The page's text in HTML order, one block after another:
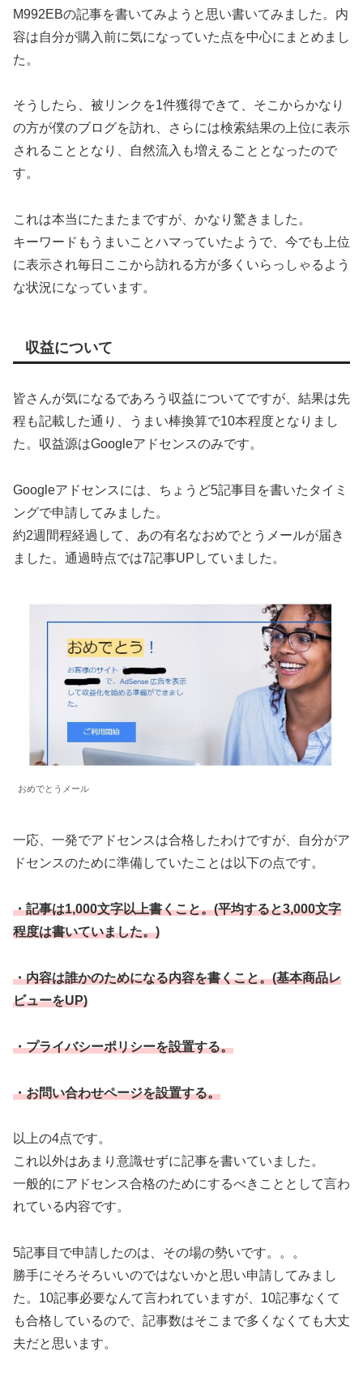
M992EBの記事を書いてみようと思い書いてみました。内
容は自分が購入前に気になっていた点を中心にまとめまし
た。
そうしたら、被リンクを1件獲得できて、そこからかなり
の方が僕のブログを訪れ、さらには検索結果の上位に表示
されることとなり、自然流入も増えることとなったので
す。
これは本当にたまたまですが、かなり驚きました。
キーワードもうまいことハマっていたようで、今でも上位
に表示され毎日ここから訪れる方が多くいらっしゃるよう
な状況になっています。
収益について
皆さんが気になるであろう収益についてですが、結果は先
程も記載した通り、うまい棒換算で10本程度となりまし
た。収益源はGoogleアドセンスのみです。
Googleアドセンスには、ちょうど5記事目を書いたタイミ
ングで申請してみました。
約2週間程経過して、あの有名なおめでとうメールが届き
ました。通過時点では7記事UPしていました。
おめでとうメール
一応、一発でアドセンスは合格したわけですが、自分がア
ドセンスのために準備していたことは以下の点です。
・記事は1,000文字以上書くこと。(平均すると3,000文字
程度は書いていました。)
・内容は誰かのためになる内容を書くこと。(基本商品レ
ビューをUP)
・プライバシーポリシーを設置する。
・お問い合わせページを設置する。
以上の4点です。
これ以外はあまり意識せずに記事を書いていました。
一般的にアドセンス合格のためにするべきこととして言わ
れている内容です。
5記事目で申請したのは、その場の勢いです。。。
勝手にそろそろいいのではないかと思い申請してみまし
た。10記事必要なんて言われていますが、10記事なくて
も合格しているので、記事数はそこまで多くなくても大丈
夫だと思います。